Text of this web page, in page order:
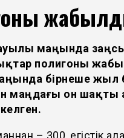
маңында
полигоны
бірнеше жыл
маңдағы он шақты